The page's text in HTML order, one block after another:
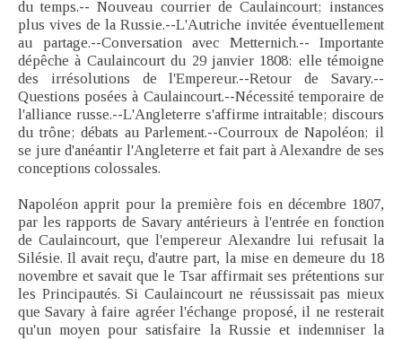
du temps.-- Nouveau courrier de Caulaincourt; instances
plus vives de la Russie.--L'Autriche invitée éventuellement
au partage.--Conversation avec Metternich.-- Importante
dépêche à Caulaincourt du 29 janvier 1808: elle témoigne
des irrésolutions de l'Empereur.--Retour de Savary.--
Questions posées à Caulaincourt.--Nécessité temporaire de
l'alliance russe.--L'Angleterre s'affirme intraitable; discours
du trône; débats au Parlement.--Courroux de Napoléon; il
se jure d'anéantir l'Angleterre et fait part à Alexandre de ses
conceptions colossales.
Napoléon apprit pour la première fois en décembre 1807,
par les rapports de Savary antérieurs à l'entrée en fonction
de Caulaincourt, que l'empereur Alexandre lui refusait la
Silésie. Il avait reçu, d'autre part, la mise en demeure du 18
novembre et savait que le Tsar affirmait ses prétentions sur
les Principautés. Si Caulaincourt ne réussissait pas mieux
que Savary à faire agréer l'échange proposé, il ne resterait
qu'un moyen pour satisfaire la Russie et indemniser la